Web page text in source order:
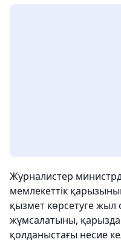
Журналистер
мемлекеттік
қызмет көрсетуге
жұмсалатыны,
қолданыстағы несие